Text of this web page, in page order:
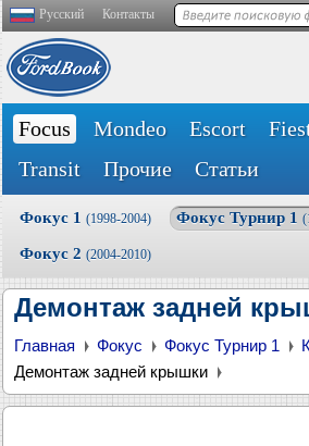
Русский Контакты
Focus Mondeo Escort
Transit
Прочие Статьи
Фокус 1 (1998-2004) Фокус Турнир 1
Фокус 2 (2004-2010)
Демонтаж задней
Главная Фокус Фокус Турнир 1
Демонтаж задней крышки